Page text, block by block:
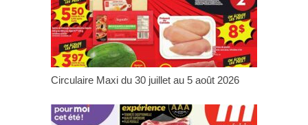
Circulaire Maxi du 30 juillet au 5 août 2026